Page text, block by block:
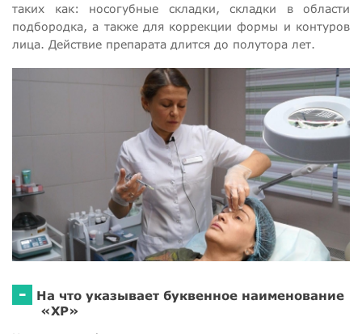
таких как: носогубные складки, складки в области
подбородка, а также для коррекции формы и контуров
лица. Действие препарата длится до полутора лет.
-
На что указывает буквенное наименование
«ХР»